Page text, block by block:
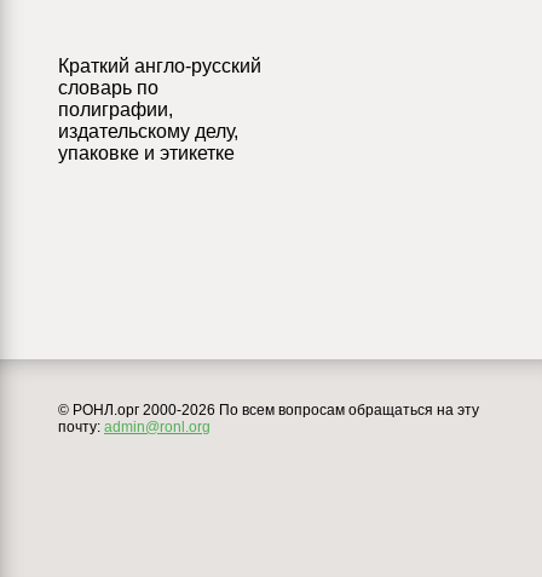
Краткий англо-русский
словарь по
полиграфии,
издательскому делу,
упаковке и этикетке
© РОНЛ.орг 2000-2026 По всем вопросам обращаться на эту
почту: admin@ronl.org